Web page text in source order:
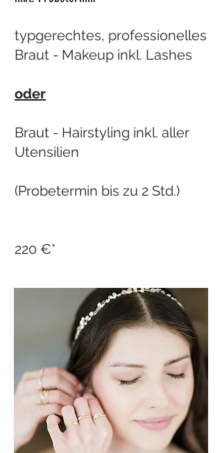
typgerechtes, professionelles
Braut - Makeup inkl. Lashes
oder
Braut - Hairstyling inkl. aller
Utensilien
(Probetermin bis zu 2 Std.)
220 €*